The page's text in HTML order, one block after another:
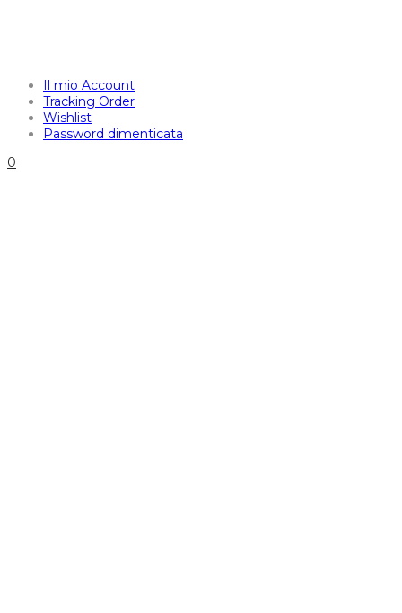
Il mio Account
Tracking Order
Wishlist
Password dimenticata
0